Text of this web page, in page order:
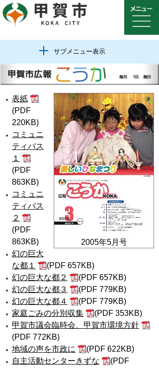
サブメニュー表示
2005年5月号
表紙
(PDF
220KB)
コミュニ
ティバス
１
(PDF
863KB)
コミュニ
ティバス
２
(PDF
863KB)
幻の巨大
な都１
(PDF 657KB)
幻の巨大な都２
(PDF 657KB)
幻の巨大な都３
(PDF 779KB)
幻の巨大な都４
(PDF 779KB)
家庭ごみの分別収集
(PDF 353KB)
甲賀市議会臨時会、甲賀市環境方針
(PDF 772KB)
地域の声を市政に
(PDF 622KB)
自主活動センターきずな
(PDF